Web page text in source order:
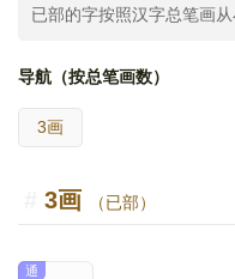
已部的字按照汉字总笔画从
导航（按总笔画数）
3画
3画 （已部）
通